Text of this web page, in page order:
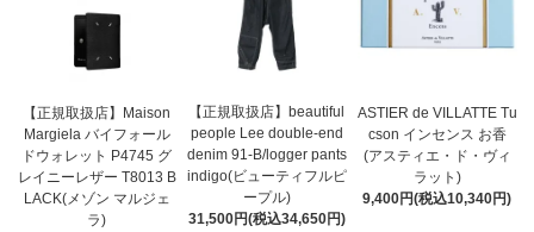
【正規取扱店】Maison
Margiela バイフォール
ドウォレット P4745 グ
レイニーレザー T8013 B
LACK(メゾン マルジェ
ラ)
【正規取扱店】beautiful
people Lee double-end
denim 91-B/logger pants
indigo(ビューティフルピ
ープル)
31,500円(税込34,650円)
ASTIER de VILLATTE Tu
cson インセンス お香
(アスティエ・ド・ヴィ
ラット)
9,400円(税込10,340円)